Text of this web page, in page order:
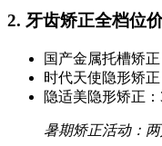
2. 牙齿矫正全档位
国产金属托槽矫
时代天使隐形矫
隐适美隐形矫正
暑期矫正活动：